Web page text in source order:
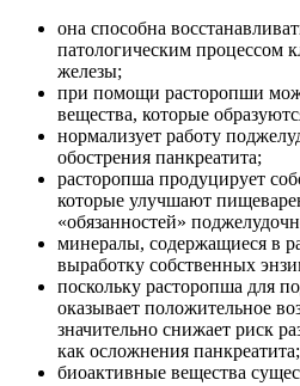
она способна
патологическим процессом
железы;
при помощи расторопши
вещества, которые
нормализует работу
обострения панкреатита;
расторопша продуцирует
которые улучшают
«обязанностей»
минералы, содержащиеся в
выработку собственных
поскольку расторопша для
оказывает положительное
значительно снижает риск
как осложнения панкреатита;
биоактивные вещества